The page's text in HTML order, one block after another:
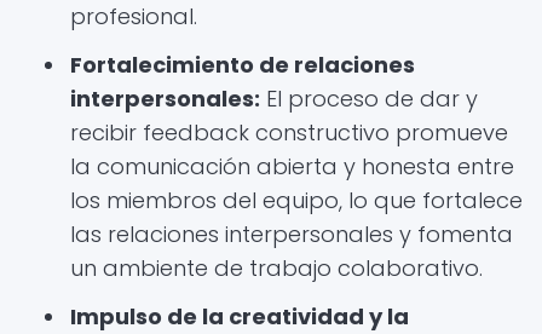
profesional.
Fortalecimiento de relaciones
interpersonales: El proceso de dar y
recibir feedback constructivo promueve
la comunicación abierta y honesta entre
los miembros del equipo, lo que fortalece
las relaciones interpersonales y fomenta
un ambiente de trabajo colaborativo.
Impulso de la creatividad y la